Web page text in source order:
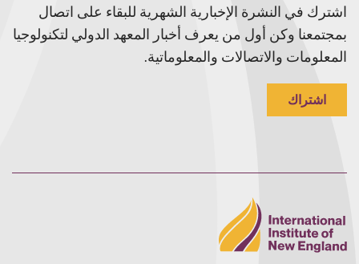
اشترك في النشرة الإخبارية الشهرية للبقاء على اتصال
بمجتمعنا وكن أول من يعرف أخبار المعهد الدولي لتكنولوجيا
المعلومات والاتصالات والمعلوماتية.
اشتراك